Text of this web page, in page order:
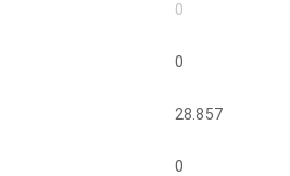
0
0
28.857
0